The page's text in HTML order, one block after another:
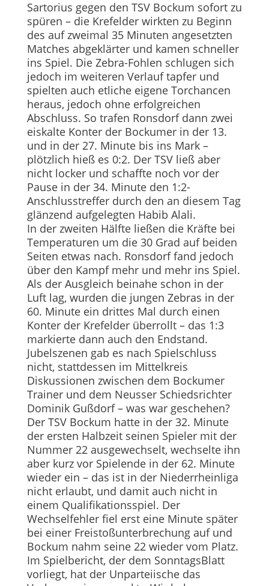
Sartorius gegen den TSV Bockum sofort zu
spüren – die Krefelder wirkten zu Beginn
des auf zweimal 35 Minuten angesetzten
Matches abgeklärter und kamen schneller
ins Spiel. Die Zebra-Fohlen schlugen sich
jedoch im weiteren Verlauf tapfer und
spielten auch etliche eigene Torchancen
heraus, jedoch ohne erfolgreichen
Abschluss. So trafen Ronsdorf dann zwei
eiskalte Konter der Bockumer in der 13.
und in der 27. Minute bis ins Mark –
plötzlich hieß es 0:2. Der TSV ließ aber
nicht locker und schaffte noch vor der
Pause in der 34. Minute den 1:2-
Anschlusstreffer durch den an diesem Tag
glänzend aufgelegten Habib Alali.
In der zweiten Hälfte ließen die Kräfte bei
Temperaturen um die 30 Grad auf beiden
Seiten etwas nach. Ronsdorf fand jedoch
über den Kampf mehr und mehr ins Spiel.
Als der Ausgleich beinahe schon in der
Luft lag, wurden die jungen Zebras in der
60. Minute ein drittes Mal durch einen
Konter der Krefelder überrollt – das 1:3
markierte dann auch den Endstand.
Jubelszenen gab es nach Spielschluss
nicht, stattdessen im Mittelkreis
Diskussionen zwischen dem Bockumer
Trainer und dem Neusser Schiedsrichter
Dominik Gußdorf – was war geschehen?
Der TSV Bockum hatte in der 32. Minute
der ersten Halbzeit seinen Spieler mit der
Nummer 22 ausgewechselt, wechselte ihn
aber kurz vor Spielende in der 62. Minute
wieder ein – das ist in der Niederrheinliga
nicht erlaubt, und damit auch nicht in
einem Qualifikationsspiel. Der
Wechselfehler fiel erst eine Minute später
bei einer Freistoßunterbrechung auf und
Bockum nahm seine 22 wieder vom Platz.
Im Spielbericht, der dem SonntagsBlatt
vorliegt, hat der Unparteiische das